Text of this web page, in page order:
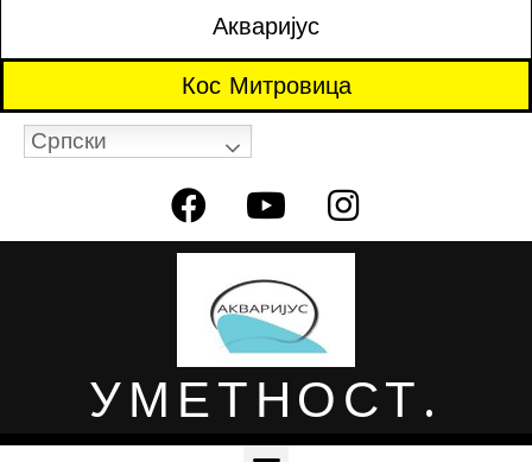
Акваријус
Кос Митровица
Српски
УМЕТНОСТ.